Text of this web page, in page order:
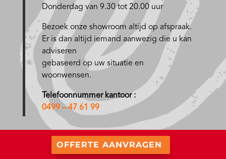
Donderdag van 9.30 tot 20.00 uur
Bezoek onze showroom altijd op afspraak.
Er is dan altijd iemand aanwezig die u kan
adviseren
gebaseerd op uw situatie en
woonwensen.
Telefoonnummer kantoor :
0499 – 47 61 99
OFFERTE AANVRAGEN